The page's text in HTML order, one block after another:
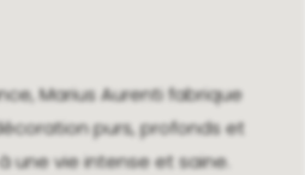
Marius Aurenti fabrique
purs, profonds et
une vie intense et saine.